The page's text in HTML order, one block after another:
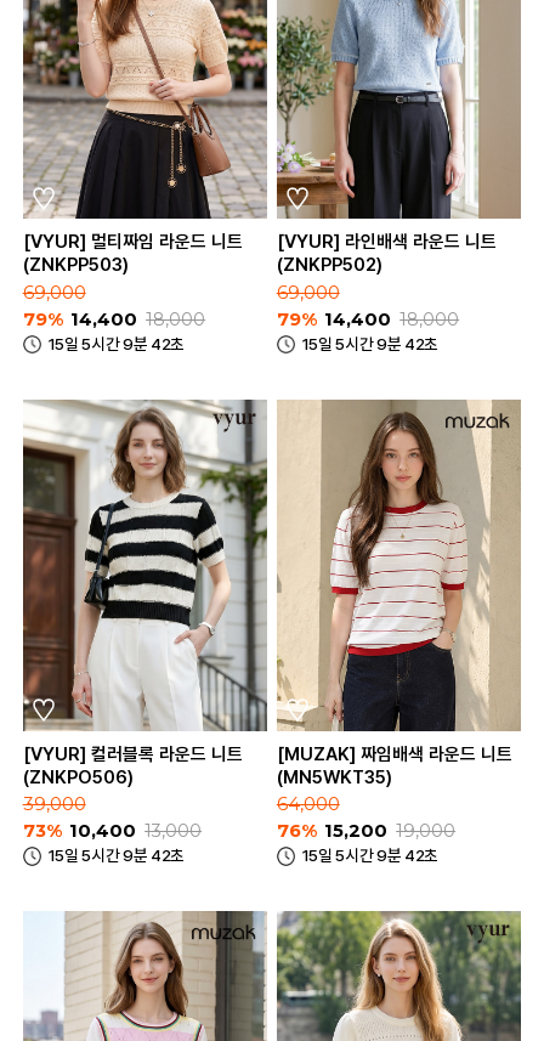
[VYUR] 멀티짜임 라운드 니트
(ZNKPP503)
69,000
79% 14,400 18,000
15일 5시간 9분 42초
[VYUR] 라인배색 라운드 니트
(ZNKPP502)
69,000
79% 14,400 18,000
15일 5시간 9분 42초
[VYUR] 컬러블록 라운드 니트
(ZNKPO506)
39,000
73% 10,400 13,000
15일 5시간 9분 42초
[MUZAK] 짜임배색 라운드 니트
(MN5WKT35)
64,000
76% 15,200 19,000
15일 5시간 9분 42초